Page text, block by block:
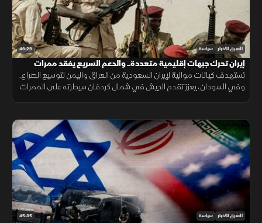
46:29 الشرق للأخبار سياسة
إيران تحرك جبهات إقليمية متعددة.. والدعم السريع يفقد ممرات
استراتيجية
تستهدف كيانات موالية لإيران السعودية من العراق واليمن لتوسيع الصراع.
وفي السودان، يعزز تقدم الجيش في شمال كردفان سيطرته على الممرات
45:35 الشرق للأخبار سياسة